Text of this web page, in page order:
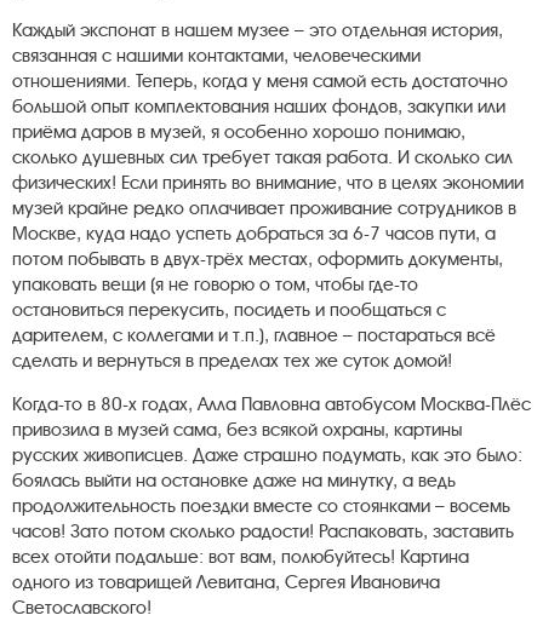
Каждый экспонат в нашем музее – это отдельная история,
связанная с нашими контактами, человеческими
отношениями. Теперь, когда у меня самой есть достаточно
большой опыт комплектования наших фондов, закупки или
приёма даров в музей, я особенно хорошо понимаю,
сколько душевных сил требует такая работа. И сколько сил
физических! Если принять во внимание, что в целях экономии
музей крайне редко оплачивает проживание сотрудников в
Москве, куда надо успеть добраться за 6-7 часов пути, а
потом побывать в двух-трёх местах, оформить документы,
упаковать вещи (я не говорю о том, чтобы где-то
остановиться перекусить, посидеть и пообщаться с
дарителем, с коллегами и т.п.), главное – постараться всё
сделать и вернуться в пределах тех же суток домой!
Когда-то в 80-х годах, Алла Павловна автобусом Москва-Плёс
привозила в музей сама, без всякой охраны, картины
русских живописцев. Даже страшно подумать, как это было:
боялась выйти на остановке даже на минутку, а ведь
продолжительность поездки вместе со стоянками – восемь
часов! Зато потом сколько радости! Распаковать, заставить
всех отойти подальше: вот вам, полюбуйтесь! Картина
одного из товарищей Левитана, Сергея Ивановича
Светославского!